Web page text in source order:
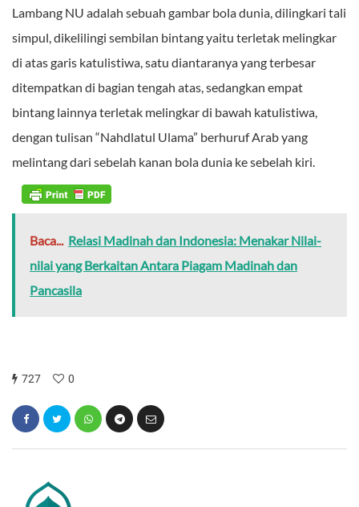
Lambang NU adalah sebuah gambar bola dunia, dilingkari tali
simpul, dikelilingi sembilan bintang yaitu terletak melingkar
di atas garis katulistiwa, satu diantaranya yang terbesar
ditempatkan di bagian tengah atas, sedangkan empat
bintang lainnya terletak melingkar di bawah katulistiwa,
dengan tulisan “Nahdlatul Ulama” berhuruf Arab yang
melintang dari sebelah kanan bola dunia ke sebelah kiri.
Baca... Relasi Madinah dan Indonesia: Menakar Nilai-
nilai yang Berkaitan Antara Piagam Madinah dan
Pancasila
727 0